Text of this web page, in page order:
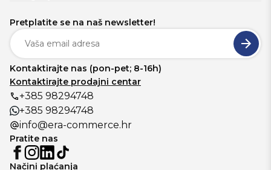
Pretplatite se na naš newsletter!
Kontaktirajte nas (pon-pet; 8-16h)
Kontaktirajte prodajni centar
+385 98294748
+385 98294748
info@era-commerce.hr
Pratite nas
Načini plaćanja